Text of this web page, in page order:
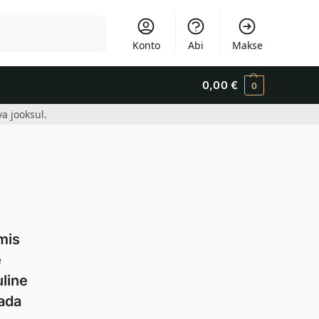
Konto Abi Makse
0,00 € 0
jooksul.